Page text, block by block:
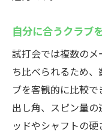
自分に合うクラブ
試打会では複数の
ち比べられるため
ブを客観的に比較
出し角、スピン量
ッドやシャフトの硬